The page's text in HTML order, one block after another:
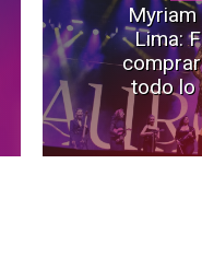
Myriam
Lima:
todo lo